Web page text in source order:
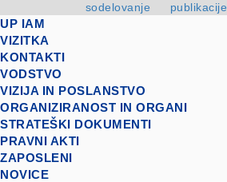
sodelovanje
publikacije
UP IAM
VIZITKA
KONTAKTI
VODSTVO
VIZIJA IN POSLANSTVO
ORGANIZIRANOST IN ORGANI
STRATEŠKI DOKUMENTI
PRAVNI AKTI
ZAPOSLENI
NOVICE